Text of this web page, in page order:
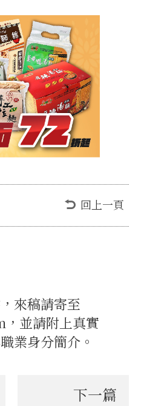
回上一頁
來稿請寄至
並請附上真實
業身分簡介。
下一篇